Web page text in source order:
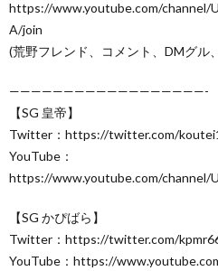
https://www.youtube.com/channel/
A/join
(荒野フレンド、コメント、DMグル
——————————————————-
【SG 皇帝】
Twitter：https://twitter.com/
YouTube：
https://www.youtube.com/channel/
【SG かぴばら】
Twitter：https://twitter.com/
YouTube：https://